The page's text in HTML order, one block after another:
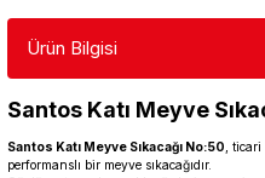
Ürün Bilgisi
Santos Katı Meyve
Santos Katı Meyve Sıkacağı No:50 ,
performanslı bir meyve sıkacağıdır.